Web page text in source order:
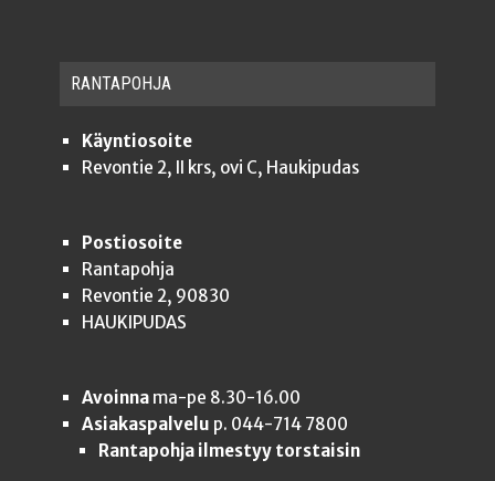
RAN­TA­POH­JA
Käyntiosoite
Revontie 2, II krs, ovi C, Haukipudas
Postiosoite
Rantapohja
Revontie 2, 90830
HAUKIPUDAS
Avoinnama-pe 8.30-16.00
Asiakaspalvelu p. 044-714 7800
Rantapohja ilmestyy torstaisin